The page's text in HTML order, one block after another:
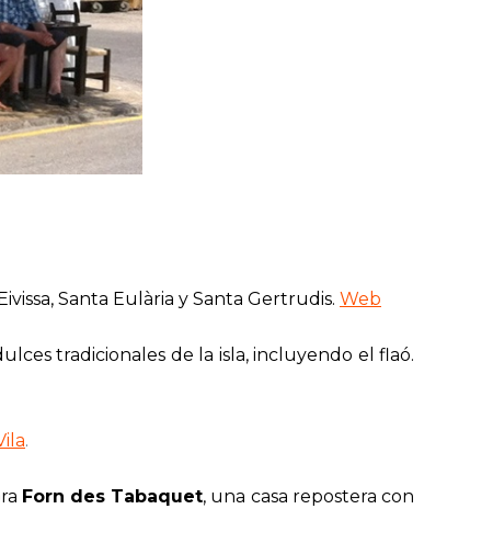
Santa Eulària y Santa Gertrudis. Web
tradicionales de la isla, incluyendo el flaó.
.
Forn des Tabaquet, una casa repostera con